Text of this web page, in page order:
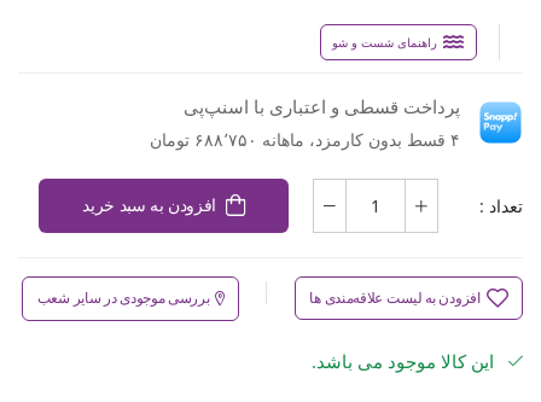
راهنمای شست و شو
پرداخت قسطی و اعتباری با اسنپ‌پی
۴ قسط بدون کارمزد، ماهانه ۶۸۸٬۷۵۰ تومان
تعداد : افزودن به سبد خرید
افزودن به لیست علاقه‌مندی ها بررسی موجودی در سایر شعب
این کالا موجود می باشد.